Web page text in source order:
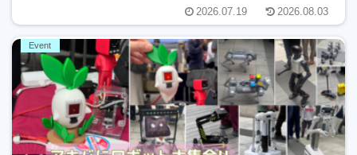
2026.07.19 2026.08.03
Event